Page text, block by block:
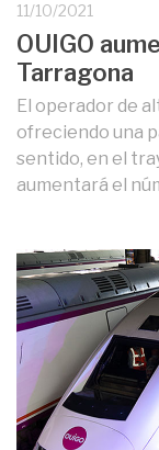
11/10/2021
OUIGO
Tarragona
El operador de
ofreciendo una
sentido, en el
aumentará el